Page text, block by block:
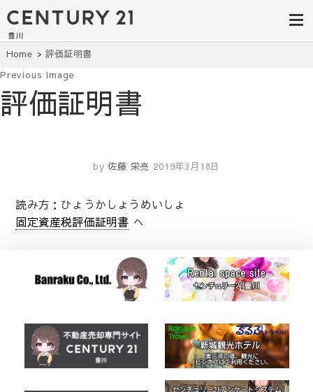
豊田市の中古
住宅・土地・
リノベ物件探
し｜センチュ
リー21豊川
建て・土地探しはセンチュリー21豊
川へ。豊田市内の最新物件情報を随
時更新中！駅近、建築条件無し、ペ
ット可、学区別など、お客様のこだ
単検索。
Home 評価証明書
Previous Image
評価証明書
by 佐藤 栄亮 2019年3月18日
読み方：ひょうかしょうめいしょ
固定資産税評価証明書 へ